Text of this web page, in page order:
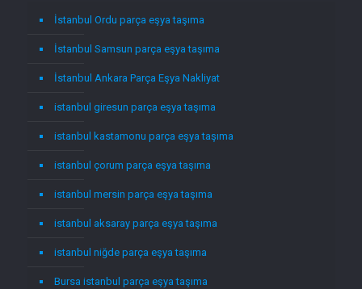
İstanbul Ordu parça eşya taşıma
İstanbul Samsun parça eşya taşıma
İstanbul Ankara Parça Eşya Nakliyat
istanbul giresun parça eşya taşıma
istanbul kastamonu parça eşya taşıma
istanbul çorum parça eşya taşıma
istanbul mersin parça eşya taşıma
istanbul aksaray parça eşya taşıma
istanbul niğde parça eşya taşıma
Bursa istanbul parça eşya taşıma